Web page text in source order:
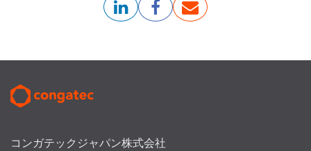
コンガテックジャパン株式会社